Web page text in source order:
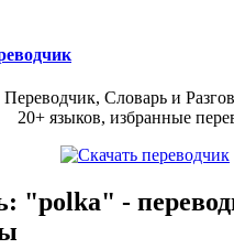
Переводчик, Словарь и
20+ языков, избранные
"polka" -